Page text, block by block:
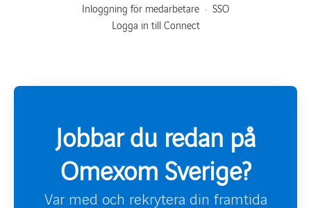
Inloggning för medarbetare · SSO
Logga in till Connect
Jobbar du redan på
Omexom Sverige?
Var med och rekrytera din framtida